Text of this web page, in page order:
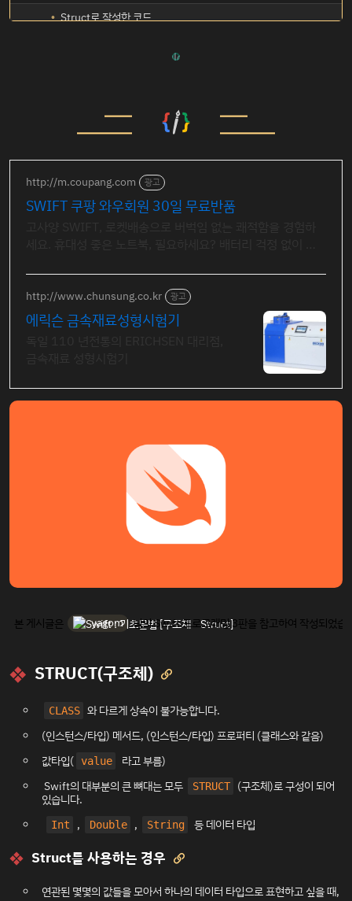
Struct로 작성한 코드
http://m.coupang.com 광고
SWIFT 쿠팡 와우회원 30일 무료반품
http://www.chunsung.co.kr 광고
에릭슨 금속재료성형시험기
본 게시글은 yagom 님의 Swift 프로그래밍 3판을 참고하여 작성되었습
STRUCT(구조체) 
CLASS 와 다르게 상속이 불가능합니다.
(인스턴스/타입) 메서드, (인스턴스/타입) 프로퍼티 (클래스와 같음)
값타입( value
라고 부름)
Swift의 대부분의 큰 뼈대는 모두
STRUCT
(구조체)로 구성이 되어
있습니다.
Int , Double , String 등 데이터 타입
Struct를 사용하는 경우 
연관된 몇몇의 값들을 모아서 하나의 데이터 타입으로 표현하고 싶을 때,